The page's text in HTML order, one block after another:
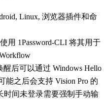
Linux, 浏览器插件和命
用 1Password-CLI 将其用于
醒后可以通过 Windows Hello
能之后会支持 Vision Pro 的
时间未登录需要强制手动输